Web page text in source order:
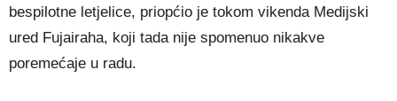
bespilotne letjelice, priopćio je tokom vikenda Medijski
ured Fujairaha, koji tada nije spomenuo nikakve
poremećaje u radu.